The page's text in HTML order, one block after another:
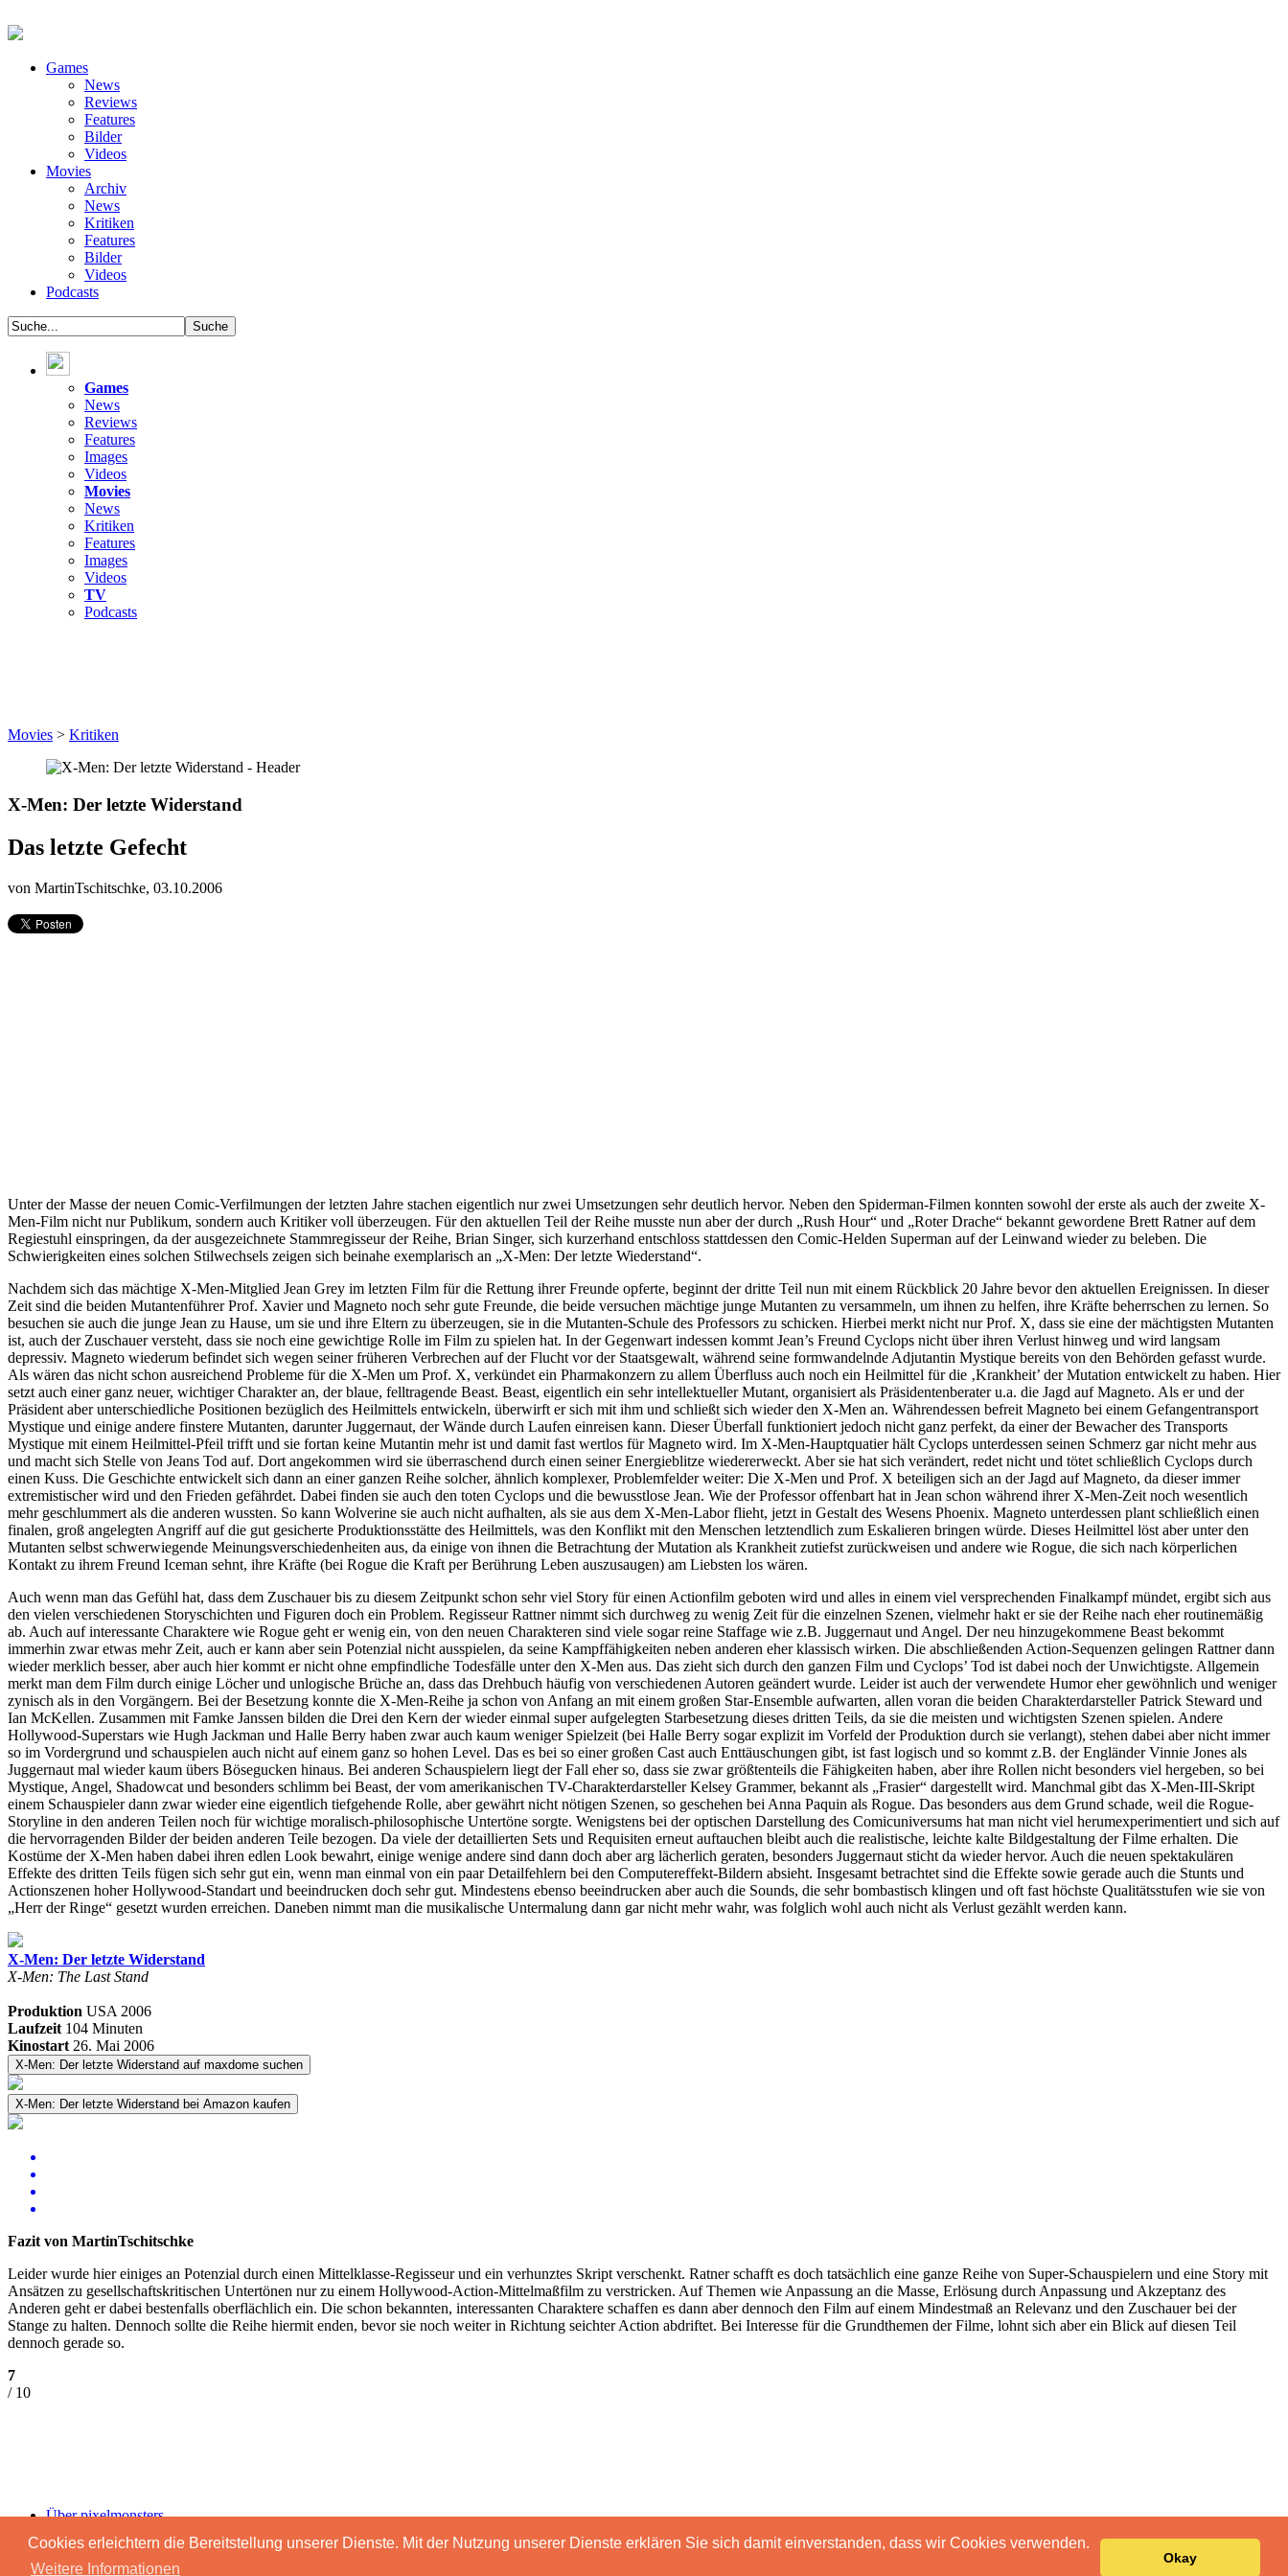
Cookies erleichtern die Bereitstellung unserer Dienste. Mit der Nutzung unserer Dienste erklären Sie sich damit einverstanden, dass wir Cookies verwenden.
Weitere Informationen
Okay
Games
News
Reviews
Features
Bilder
Videos
Movies
Archiv
News
Kritiken
Features
Bilder
Videos
Podcasts
Games
News
Reviews
Features
Images
Videos
Movies
News
Kritiken
Features
Images
Videos
TV
Podcasts
Movies > Kritiken
X-Men: Der letzte Widerstand
Das letzte Gefecht
von MartinTschitschke, 03.10.2006
Unter der Masse der neuen Comic-Verfilmungen der letzten Jahre stachen eigentlich nur zwei Umsetzungen sehr deutlich hervor. Neben den Spiderman-Filmen konnten sowohl der erste als auch der zweite X-
Men-Film nicht nur Publikum, sondern auch Kritiker voll überzeugen. Für den aktuellen Teil der Reihe musste nun aber der durch „Rush Hour“ und „Roter Drache“ bekannt gewordene Brett Ratner auf dem
Regiestuhl einspringen, da der ausgezeichnete Stammregisseur der Reihe, Brian Singer, sich kurzerhand entschloss stattdessen den Comic-Helden Superman auf der Leinwand wieder zu beleben. Die
Schwierigkeiten eines solchen Stilwechsels zeigen sich beinahe exemplarisch an „X-Men: Der letzte Wiederstand“.
Nachdem sich das mächtige X-Men-Mitglied Jean Grey im letzten Film für die Rettung ihrer Freunde opferte, beginnt der dritte Teil nun mit einem Rückblick 20 Jahre bevor den aktuellen Ereignissen. In dieser
Zeit sind die beiden Mutantenführer Prof. Xavier und Magneto noch sehr gute Freunde, die beide versuchen mächtige junge Mutanten zu versammeln, um ihnen zu helfen, ihre Kräfte beherrschen zu lernen. So
besuchen sie auch die junge Jean zu Hause, um sie und ihre Eltern zu überzeugen, sie in die Mutanten-Schule des Professors zu schicken. Hierbei merkt nicht nur Prof. X, dass sie eine der mächtigsten Mutanten
ist, auch der Zuschauer versteht, dass sie noch eine gewichtige Rolle im Film zu spielen hat. In der Gegenwart indessen kommt Jean’s Freund Cyclops nicht über ihren Verlust hinweg und wird langsam
depressiv. Magneto wiederum befindet sich wegen seiner früheren Verbrechen auf der Flucht vor der Staatsgewalt, während seine formwandelnde Adjutantin Mystique bereits von den Behörden gefasst wurde.
Als wären das nicht schon ausreichend Probleme für die X-Men um Prof. X, verkündet ein Pharmakonzern zu allem Überfluss auch noch ein Heilmittel für die ‚Krankheit’ der Mutation entwickelt zu haben. Hier
setzt auch einer ganz neuer, wichtiger Charakter an, der blaue, felltragende Beast. Beast, eigentlich ein sehr intellektueller Mutant, organisiert als Präsidentenberater u.a. die Jagd auf Magneto. Als er und der
Präsident aber unterschiedliche Positionen bezüglich des Heilmittels entwickeln, überwirft er sich mit ihm und schließt sich wieder den X-Men an. Währendessen befreit Magneto bei einem Gefangentransport
Mystique und einige andere finstere Mutanten, darunter Juggernaut, der Wände durch Laufen einreisen kann. Dieser Überfall funktioniert jedoch nicht ganz perfekt, da einer der Bewacher des Transports
Mystique mit einem Heilmittel-Pfeil trifft und sie fortan keine Mutantin mehr ist und damit fast wertlos für Magneto wird. Im X-Men-Hauptquatier hält Cyclops unterdessen seinen Schmerz gar nicht mehr aus
und macht sich Stelle von Jeans Tod auf. Dort angekommen wird sie überraschend durch einen seiner Energieblitze wiedererweckt. Aber sie hat sich verändert, redet nicht und tötet schließlich Cyclops durch
einen Kuss. Die Geschichte entwickelt sich dann an einer ganzen Reihe solcher, ähnlich komplexer, Problemfelder weiter: Die X-Men und Prof. X beteiligen sich an der Jagd auf Magneto, da dieser immer
extremistischer wird und den Frieden gefährdet. Dabei finden sie auch den toten Cyclops und die bewusstlose Jean. Wie der Professor offenbart hat in Jean schon während ihrer X-Men-Zeit noch wesentlich
mehr geschlummert als die anderen wussten. So kann Wolverine sie auch nicht aufhalten, als sie aus dem X-Men-Labor flieht, jetzt in Gestalt des Wesens Phoenix. Magneto unterdessen plant schließlich einen
finalen, groß angelegten Angriff auf die gut gesicherte Produktionsstätte des Heilmittels, was den Konflikt mit den Menschen letztendlich zum Eskalieren bringen würde. Dieses Heilmittel löst aber unter den
Mutanten selbst schwerwiegende Meinungsverschiedenheiten aus, da einige von ihnen die Betrachtung der Mutation als Krankheit zutiefst zurückweisen und andere wie Rogue, die sich nach körperlichen
Kontakt zu ihrem Freund Iceman sehnt, ihre Kräfte (bei Rogue die Kraft per Berührung Leben auszusaugen) am Liebsten los wären.
Auch wenn man das Gefühl hat, dass dem Zuschauer bis zu diesem Zeitpunkt schon sehr viel Story für einen Actionfilm geboten wird und alles in einem viel versprechenden Finalkampf mündet, ergibt sich aus
den vielen verschiedenen Storyschichten und Figuren doch ein Problem. Regisseur Rattner nimmt sich durchweg zu wenig Zeit für die einzelnen Szenen, vielmehr hakt er sie der Reihe nach eher routinemäßig
ab. Auch auf interessante Charaktere wie Rogue geht er wenig ein, von den neuen Charakteren sind viele sogar reine Staffage wie z.B. Juggernaut und Angel. Der neu hinzugekommene Beast bekommt
immerhin zwar etwas mehr Zeit, auch er kann aber sein Potenzial nicht ausspielen, da seine Kampffähigkeiten neben anderen eher klassisch wirken. Die abschließenden Action-Sequenzen gelingen Rattner dann
wieder merklich besser, aber auch hier kommt er nicht ohne empfindliche Todesfälle unter den X-Men aus. Das zieht sich durch den ganzen Film und Cyclops’ Tod ist dabei noch der Unwichtigste. Allgemein
merkt man dem Film durch einige Löcher und unlogische Brüche an, dass das Drehbuch häufig von verschiedenen Autoren geändert wurde. Leider ist auch der verwendete Humor eher gewöhnlich und weniger
zynisch als in den Vorgängern. Bei der Besetzung konnte die X-Men-Reihe ja schon von Anfang an mit einem großen Star-Ensemble aufwarten, allen voran die beiden Charakterdarsteller Patrick Steward und
Ian McKellen. Zusammen mit Famke Janssen bilden die Drei den Kern der wieder einmal super aufgelegten Starbesetzung dieses dritten Teils, da sie die meisten und wichtigsten Szenen spielen. Andere
Hollywood-Superstars wie Hugh Jackman und Halle Berry haben zwar auch kaum weniger Spielzeit (bei Halle Berry sogar explizit im Vorfeld der Produktion durch sie verlangt), stehen dabei aber nicht immer
so im Vordergrund und schauspielen auch nicht auf einem ganz so hohen Level. Das es bei so einer großen Cast auch Enttäuschungen gibt, ist fast logisch und so kommt z.B. der Engländer Vinnie Jones als
Juggernaut mal wieder kaum übers Bösegucken hinaus. Bei anderen Schauspielern liegt der Fall eher so, dass sie zwar größtenteils die Fähigkeiten haben, aber ihre Rollen nicht besonders viel hergeben, so bei
Mystique, Angel, Shadowcat und besonders schlimm bei Beast, der vom amerikanischen TV-Charakterdarsteller Kelsey Grammer, bekannt als „Frasier“ dargestellt wird. Manchmal gibt das X-Men-III-Skript
einem Schauspieler dann zwar wieder eine eigentlich tiefgehende Rolle, aber gewährt nicht nötigen Szenen, so geschehen bei Anna Paquin als Rogue. Das besonders aus dem Grund schade, weil die Rogue-
Storyline in den anderen Teilen noch für wichtige moralisch-philosophische Untertöne sorgte. Wenigstens bei der optischen Darstellung des Comicuniversums hat man nicht viel herumexperimentiert und sich auf
die hervorragenden Bilder der beiden anderen Teile bezogen. Da viele der detaillierten Sets und Requisiten erneut auftauchen bleibt auch die realistische, leichte kalte Bildgestaltung der Filme erhalten. Die
Kostüme der X-Men haben dabei ihren edlen Look bewahrt, einige wenige andere sind dann doch aber arg lächerlich geraten, besonders Juggernaut sticht da wieder hervor. Auch die neuen spektakulären
Effekte des dritten Teils fügen sich sehr gut ein, wenn man einmal von ein paar Detailfehlern bei den Computereffekt-Bildern absieht. Insgesamt betrachtet sind die Effekte sowie gerade auch die Stunts und
Actionszenen hoher Hollywood-Standart und beeindrucken doch sehr gut. Mindestens ebenso beeindrucken aber auch die Sounds, die sehr bombastisch klingen und oft fast höchste Qualitätsstufen wie sie von
„Herr der Ringe“ gesetzt wurden erreichen. Daneben nimmt man die musikalische Untermalung dann gar nicht mehr wahr, was folglich wohl auch nicht als Verlust gezählt werden kann.
X-Men: Der letzte Widerstand
X-Men: The Last Stand
Produktion USA 2006
Laufzeit 104 Minuten
Kinostart 26. Mai 2006
X-Men: Der letzte Widerstand auf maxdome suchen
X-Men: Der letzte Widerstand bei Amazon kaufen
Fazit von MartinTschitschke
Leider wurde hier einiges an Potenzial durch einen Mittelklasse-Regisseur und ein verhunztes Skript verschenkt. Ratner schafft es doch tatsächlich eine ganze Reihe von Super-Schauspielern und eine Story mit
Ansätzen zu gesellschaftskritischen Untertönen nur zu einem Hollywood-Action-Mittelmaßfilm zu verstricken. Auf Themen wie Anpassung an die Masse, Erlösung durch Anpassung und Akzeptanz des
Anderen geht er dabei bestenfalls oberflächlich ein. Die schon bekannten, interessanten Charaktere schaffen es dann aber dennoch den Film auf einem Mindestmaß an Relevanz und den Zuschauer bei der
Stange zu halten. Dennoch sollte die Reihe hiermit enden, bevor sie noch weiter in Richtung seichter Action abdriftet. Bei Interesse für die Grundthemen der Filme, lohnt sich aber ein Blick auf diesen Teil
dennoch gerade so.
7
/ 10
Über pixelmonsters
Advertising